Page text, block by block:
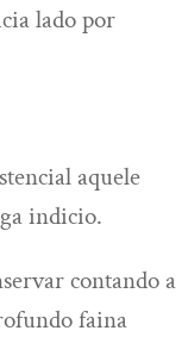
lado por
aquele
indicio.
contando a
faina